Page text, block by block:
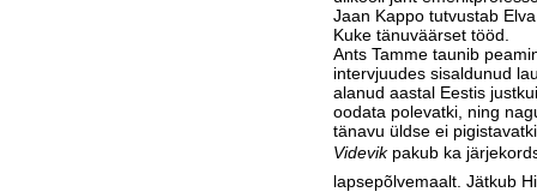
Jaan Kappo tutvustab
Kuke tänuväärset tööd.
Ants Tamme taunib
intervjuudes sisaldunud
alanud aastal Eestis
oodata polevatki, ning
tänavu üldse ei
Videvikpakub ka
lapsepõlvemaalt. Jätkub